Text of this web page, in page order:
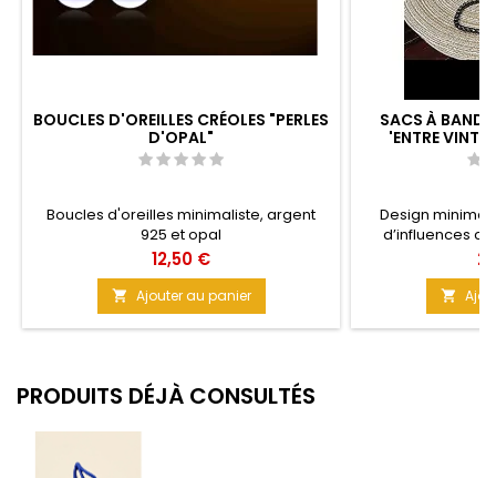
BOUCLES D'OREILLES CRÉOLES "PERLES
D'OPAL"
Boucles d'oreilles minimaliste, argent
925 et opal
Prix
12,50 €
 Ajouter au panier
SACS À
'ENTRE
Design
d’influences
vintage pour
hauteur de ta
Garanti ! Matière :

PRODUITS DÉJÀ CONSULTÉS